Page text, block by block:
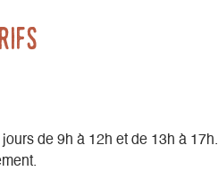
de 9h à 12h et de 13h à 17h.